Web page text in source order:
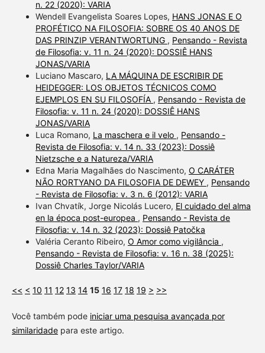
n. 22 (2020): VARIA
Wendell Evangelista Soares Lopes, HANS JONAS E O
PROFÉTICO NA FILOSOFIA: SOBRE OS 40 ANOS DE
DAS PRINZIP VERANTWORTUNG , Pensando - Revista
de Filosofia: v. 11 n. 24 (2020): DOSSIÊ HANS
JONAS/VARIA
Luciano Mascaro, LA MÁQUINA DE ESCRIBIR DE
HEIDEGGER: LOS OBJETOS TÉCNICOS COMO
EJEMPLOS EN SU FILOSOFÍA , Pensando - Revista de
Filosofia: v. 11 n. 24 (2020): DOSSIÊ HANS
JONAS/VARIA
Luca Romano, La maschera e il velo , Pensando -
Revista de Filosofia: v. 14 n. 33 (2023): Dossiê
Nietzsche e a Natureza/VARIA
Edna Maria Magalhães do Nascimento, O CARÁTER
NÃO RORTYANO DA FILOSOFIA DE DEWEY , Pensando
- Revista de Filosofia: v. 3 n. 6 (2012): VARIA
Ivan Chvatík, Jorge Nicolás Lucero, El cuidado del alma
en la época post-europea , Pensando - Revista de
Filosofia: v. 14 n. 32 (2023): Dossiê Patočka
Valéria Ceranto Ribeiro, O Amor como vigilância ,
Pensando - Revista de Filosofia: v. 16 n. 38 (2025):
Dossiê Charles Taylor/VARIA
<< < 10 11 12 13 14 15 16 17 18 19 > >>
Você também pode iniciar uma pesquisa avançada por
similaridadepara este artigo.